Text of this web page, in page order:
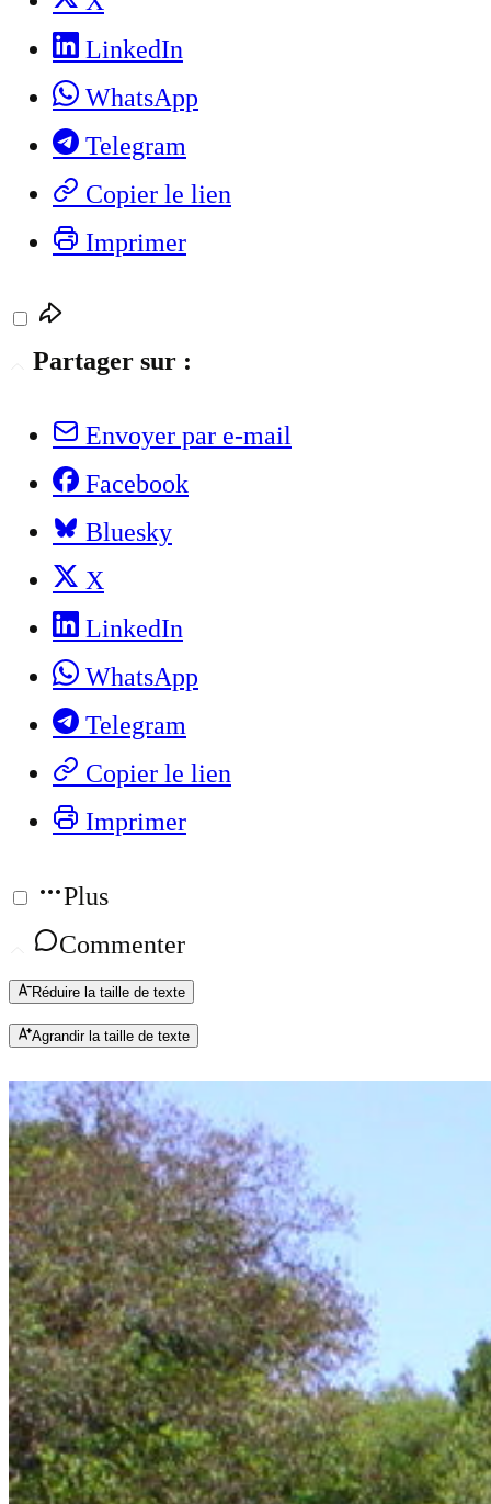
LinkedIn
WhatsApp
Telegram
Copier le lien
Imprimer
Partager sur :
Envoyer par e-mail
Facebook
Bluesky
X
LinkedIn
WhatsApp
Telegram
Copier le lien
Imprimer
Plus
Commenter
Réduire la taille de texte
Agrandir la taille de texte